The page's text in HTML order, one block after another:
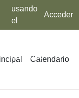
usando
el
acceso
invitados
Acceder
Calendario